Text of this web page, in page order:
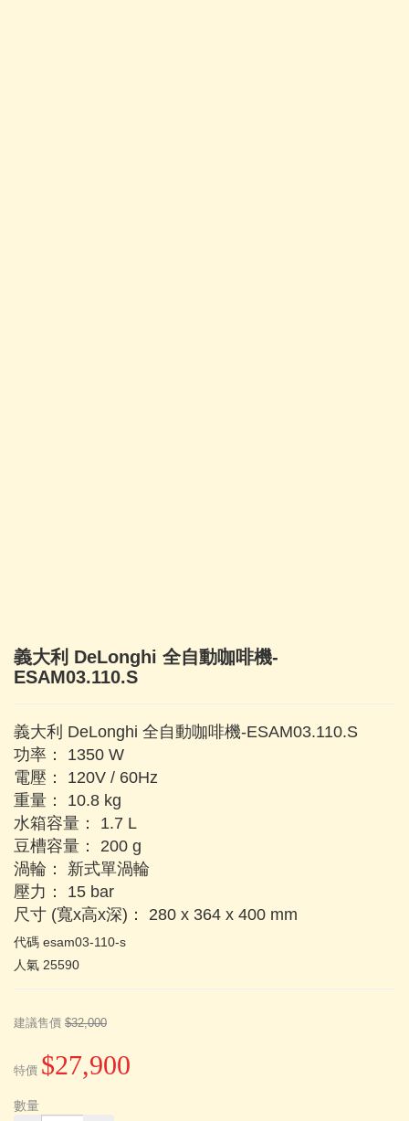
義大利 DeLonghi 全自動咖啡機-
ESAM03.110.S
義大利 DeLonghi 全自動咖啡機-ESAM03.110.S
功率： 1350 W
電壓： 120V / 60Hz
重量： 10.8 kg
水箱容量： 1.7 L
豆槽容量： 200 g
渦輪： 新式單渦輪
壓力： 15 bar
尺寸 (寬x高x深)： 280 x 364 x 400 mm
代碼 esam03-110-s
人氣 25590
建議售價 $32,000
特價 $27,900
數量